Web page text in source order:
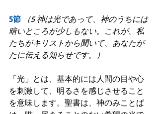
5節
（5 神は光であって、神のうちには
暗いところが少しもない。これが、私
たちがキリストから聞いて、あなたが
たに伝える知らせです。）
「光」とは、基本的には人間の目や心
を刺激して、明るさを感じさせること
を意味します。聖書は、神のみことば